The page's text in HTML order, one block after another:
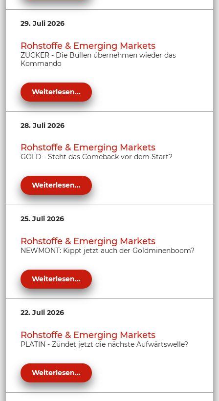
29. Juli 2026
Rohstoffe & Emerging Markets
ZUCKER - Die Bullen übernehmen wieder das
Kommando
Weiterlesen...
28. Juli 2026
Rohstoffe & Emerging Markets
GOLD - Steht das Comeback vor dem Start?
Weiterlesen...
25. Juli 2026
Rohstoffe & Emerging Markets
NEWMONT: Kippt jetzt auch der Goldminenboom?
Weiterlesen...
22. Juli 2026
Rohstoffe & Emerging Markets
PLATIN - Zündet jetzt die nächste Aufwärtswelle?
Weiterlesen...